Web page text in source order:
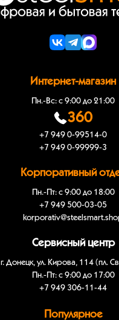
Интернет-магазин
Пн.-Вс: с 9:00 до 21:00
360
+7 949 0-99514-0
+7 949 0-99999-3
Корпоративный
Пн.-Пт: с 9:00 до 18:00
+7 949 500-03-05
Сервисный центр
г. Донецк, ул. Кирова, 114 (пл.
Пн.-Пт: с 9:00 до 17:00
+7 949 306-11-44
Популярное